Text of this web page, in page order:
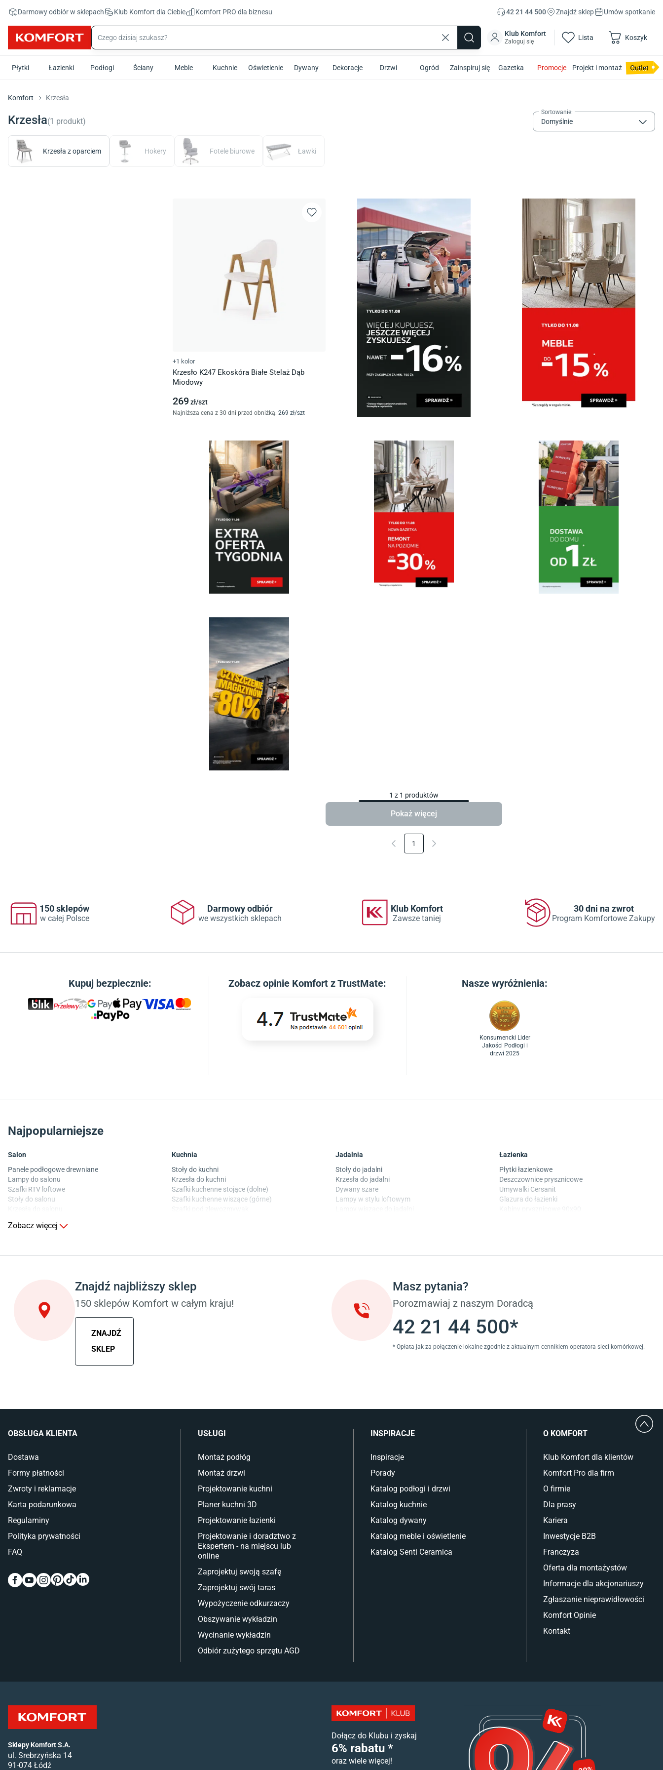
Darmowy odbiór w sklepach Klub Komfort dla Ciebie Komfort PRO dla biznesu 42 21 44 500 Znajdź sklep Umów spotkanie
Klub Komfort
Zaloguj się Lista Koszyk
Płytki Łazienki Podłogi Ściany Meble Kuchnie Oświetlenie Dywany Dekoracje Drzwi Ogród Zainspiruj się Gazetka Promocje Projekt i montaż
Komfort Krzesła
Krzesła(1 produkt)
Sortowanie:
Domyślnie
Krzesła z oparciem Hokery Fotele biurowe Ławki
+1 kolor
Krzesło K247 Ekoskóra Białe Stelaż Dąb
Miodowy
269zł/szt
Najniższa cena z 30 dni przed obniżką: 269 zł/szt
1 z 1 produktów
Pokaż więcej
1
150 sklepów
w całej Polsce
Darmowy odbiór
we wszystkich sklepach
Klub Komfort
Zawsze taniej
30 dni na zwrot
Program Komfortowe Zakupy
Kupuj bezpiecznie: Zobacz opinie Komfort z TrustMate: Nasze wyróżnienia:
Konsumencki Lider
Jakości Podłogi i
drzwi 2025
Najpopularniejsze
Salon
Panele podłogowe drewniane
Lampy do salonu
Szafki RTV loftowe
Stoły do salonu
Kuchnia
Stoły do kuchni
Krzesła do kuchni
Szafki kuchenne stojące (dolne)
Szafki kuchenne wiszące (górne)
Jadalnia
Stoły do jadalni
Krzesła do jadalni
Dywany szare
Lampy w stylu loftowym
Łazienka
Płytki łazienkowe
Deszczownice prysznicowe
Umywalki Cersanit
Glazura do łazienki
Wykładzina do sypialni
Kinkiety do sypialni
Wykładziny do pokoju dziecięcego
Szafy dla dzieci
Łóżka dla dziecka (młodzieżowe)
Lampy w stylu młodzieżowym
Deski tarasowe kompozytowe
Lampy stojące LED
Płytki betonowe
Glazura
Płytki marmurowe
Zobacz więcej
Znajdź najbliższy sklep
150 sklepów Komfort w całym kraju!
ZNAJDŹ
SKLEP
Masz pytania?
Porozmawiaj z naszym Doradcą
42 21 44 500*
* Opłata jak za połączenie lokalne zgodnie z aktualnym cennikiem operatora sieci komórkowej.
OBSŁUGA KLIENTA
Dostawa
Formy płatności
Zwroty i reklamacje
Karta podarunkowa
Regulaminy
Polityka prywatności
FAQ
USŁUGI
Montaż podłóg
Montaż drzwi
Projektowanie kuchni
Planer kuchni 3D
Projektowanie łazienki
Projektowanie i doradztwo z
Ekspertem - na miejscu lub
online
Zaprojektuj swoją szafę
Zaprojektuj swój taras
Wypożyczenie odkurzaczy
Obszywanie wykładzin
Wycinanie wykładzin
Odbiór zużytego sprzętu AGD
INSPIRACJE
Inspiracje
Porady
Katalog podłogi i drzwi
Katalog kuchnie
Katalog dywany
Katalog meble i oświetlenie
Katalog Senti Ceramica
O KOMFORT
Klub Komfort dla klientów
Komfort Pro dla firm
O firmie
Dla prasy
Kariera
Inwestycje B2B
Franczyza
Oferta dla montażystów
Informacje dla akcjonariuszy
Zgłaszanie nieprawidłowości
Komfort Opinie
Kontakt
Sklepy Komfort S.A.
ul. Srebrzyńska 14
91-074 Łódź
Dołącz do Klubu i zyskaj
6% rabatu *
oraz wiele więcej!